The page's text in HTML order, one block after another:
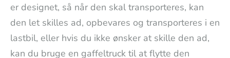
er designet, så når den skal transporteres, kan
den let skilles ad, opbevares og transporteres i en
lastbil, eller hvis du ikke ønsker at skille den ad,
kan du bruge en gaffeltruck til at flytte den